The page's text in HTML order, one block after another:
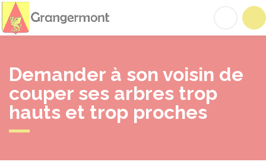
Demander à son voisin de
couper ses arbres trop
hauts et trop proches